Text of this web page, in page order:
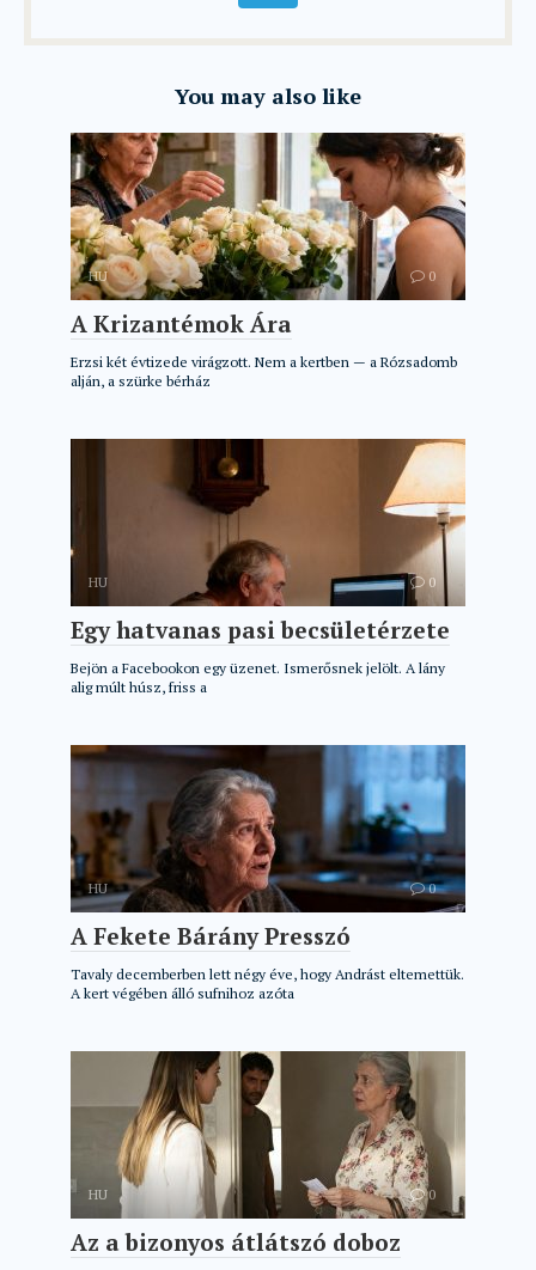
You may also like
HU 0
A Krizantémok Ára
Erzsi két évtizede virágzott. Nem a kertben — a Rózsadomb
alján, a szürke bérház
HU 0
Egy hatvanas pasi becsületérzete
Bejön a Facebookon egy üzenet. Ismerősnek jelölt. A lány
alig múlt húsz, friss a
HU 0
A Fekete Bárány Presszó
Tavaly decemberben lett négy éve, hogy Andrást eltemettük.
A kert végében álló sufnihoz azóta
HU 0
Az a bizonyos átlátszó doboz